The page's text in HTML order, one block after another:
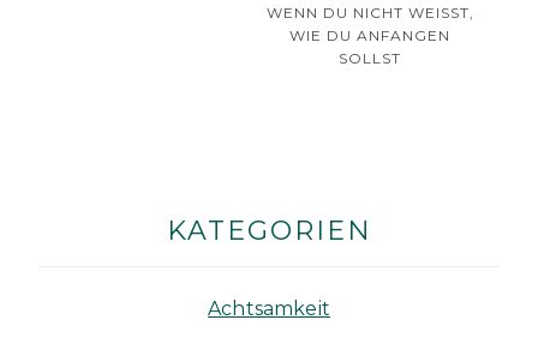
WENN DU NICHT WEISST, W
IE DU ANFANGEN S
OLLST
KATEGORIEN
Achtsamkeit